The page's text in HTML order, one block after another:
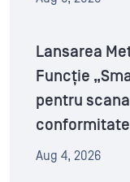
Lansarea
Funcție
pentru
Aug 4, 2026